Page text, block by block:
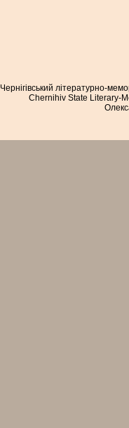
Чернігівський літературно-
Chernihiv State Literary-